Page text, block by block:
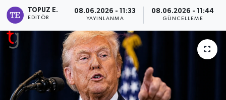
TOPUZ E.
EDITÖR
08.06.2026 - 11:33
YAYINLANMA
08.06.2026 - 11:44
GÜNCELLEME